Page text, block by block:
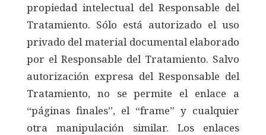
propiedad intelectual del Responsable del
Tratamiento. Sólo está autorizado el uso
privado del material documental elaborado
por el Responsable del Tratamiento. Salvo
autorización expresa del Responsable del
Tratamiento, no se permite el enlace a
“páginas finales”, el “frame” y cualquier
otra manipulación similar. Los enlaces